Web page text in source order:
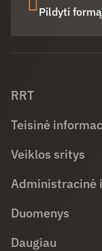
Pildyti formą
RRT
Teisinė
Veiklos sritys
Administracinė
Duomenys
Daugiau